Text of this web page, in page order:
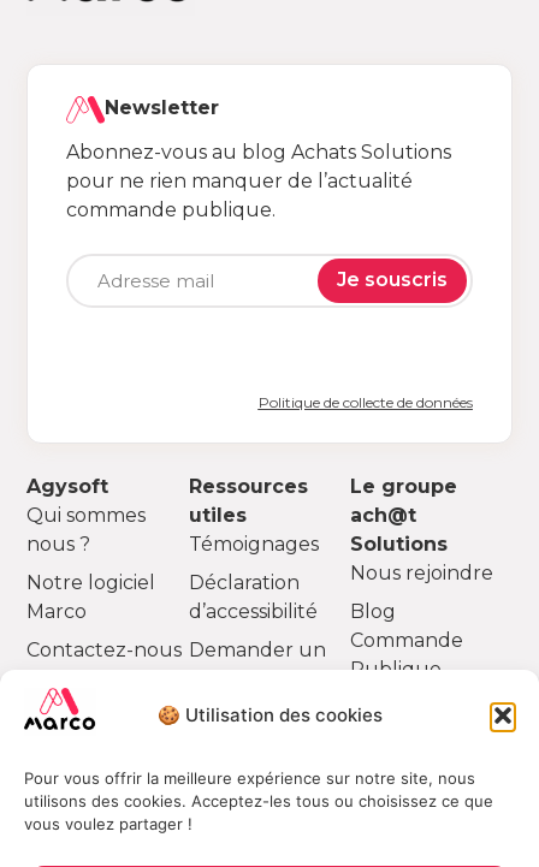
🍪 Utilisation des cookies
Pour vous offrir la meilleure expérience sur notre site, nous
utilisons des cookies. Acceptez-les tous ou choisissez ce que
vous voulez partager !
Agysoft
Qui sommes
nous ?
Notre logiciel
Marco
Contactez-nous
Ressources
utiles
Témoignages
Déclaration
d’accessibilité
Demander un
Le groupe
ach@t
Solutions
Nous rejoindre
Blog
Commande
Publique
Partenaires
Newsletter
Abonnez-vous au blog Achats Solutions
pour ne rien manquer de l’actualité
commande publique.
Je souscris
Politique de collecte de données